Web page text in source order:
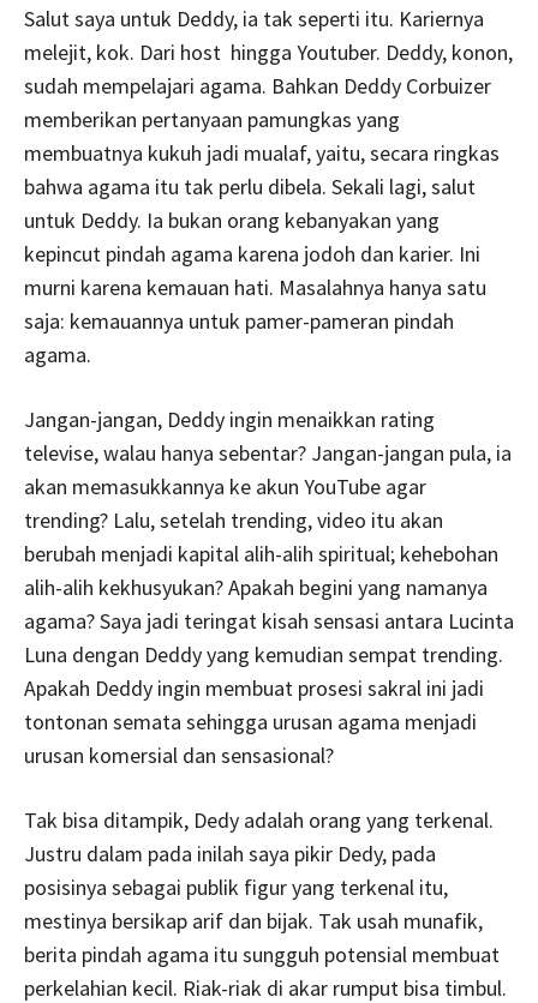
Salut saya untuk Deddy, ia tak seperti itu. Kariernya
melejit, kok. Dari host hingga Youtuber. Deddy, konon,
sudah mempelajari agama. Bahkan Deddy Corbuizer
memberikan pertanyaan pamungkas yang
membuatnya kukuh jadi mualaf, yaitu, secara ringkas
bahwa agama itu tak perlu dibela. Sekali lagi, salut
untuk Deddy. Ia bukan orang kebanyakan yang
kepincut pindah agama karena jodoh dan karier. Ini
murni karena kemauan hati. Masalahnya hanya satu
saja: kemauannya untuk pamer-pameran pindah
agama.
Jangan-jangan, Deddy ingin menaikkan rating
televise, walau hanya sebentar? Jangan-jangan pula, ia
akan memasukkannya ke akun YouTube agar
trending? Lalu, setelah trending, video itu akan
berubah menjadi kapital alih-alih spiritual; kehebohan
alih-alih kekhusyukan? Apakah begini yang namanya
agama? Saya jadi teringat kisah sensasi antara Lucinta
Luna dengan Deddy yang kemudian sempat trending.
Apakah Deddy ingin membuat prosesi sakral ini jadi
tontonan semata sehingga urusan agama menjadi
urusan komersial dan sensasional?
Tak bisa ditampik, Dedy adalah orang yang terkenal.
Justru dalam pada inilah saya pikir Dedy, pada
posisinya sebagai publik figur yang terkenal itu,
mestinya bersikap arif dan bijak. Tak usah munafik,
berita pindah agama itu sungguh potensial membuat
perkelahian kecil. Riak-riak di akar rumput bisa timbul.